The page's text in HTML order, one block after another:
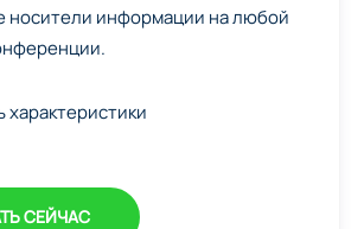
носители информации на любой
характеристики
СЕЙЧАС